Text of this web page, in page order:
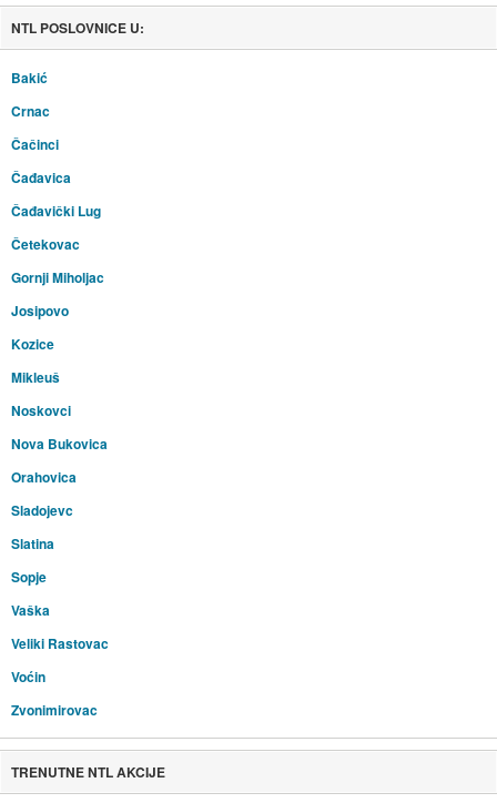
NTL POSLOVNICE U:
Bakić
Crnac
Čačinci
Čađavica
Čađavički Lug
Četekovac
Gornji Miholjac
Josipovo
Kozice
Mikleuš
Noskovci
Nova Bukovica
Orahovica
Sladojevc
Slatina
Sopje
Vaška
Veliki Rastovac
Voćin
Zvonimirovac
TRENUTNE NTL AKCIJE